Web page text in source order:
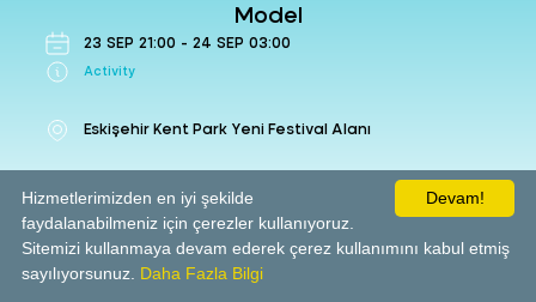
Model
23 SEP 21:00 - 24 SEP 03:00
Activity
Eskişehir Kent Park Yeni Festival Alanı
Get Ticket
Devam!
Hizmetlerimizden en iyi şekilde
faydalanabilmeniz için çerezler kullanıyoruz.
Sitemizi kullanmaya devam ederek çerez kullanımını kabul etmiş
sayılıyorsunuz. Daha Fazla Bilgi